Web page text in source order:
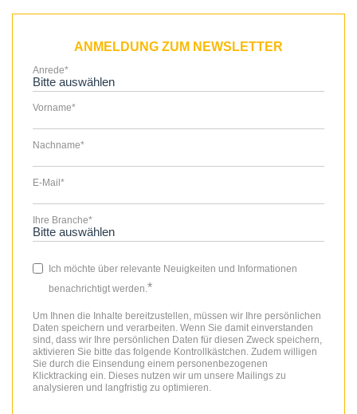
ANMELDUNG ZUM NEWSLETTER
Anrede*
Vorname*
Nachname*
E-Mail*
Ihre Branche*
Ich möchte über relevante Neuigkeiten und Informationen
benachrichtigt werden. *
Um Ihnen die Inhalte bereitzustellen, müssen wir Ihre persönlichen
Daten speichern und verarbeiten. Wenn Sie damit einverstanden
sind, dass wir Ihre persönlichen Daten für diesen Zweck speichern,
aktivieren Sie bitte das folgende Kontrollkästchen. Zudem willigen
Sie durch die Einsendung einem personenbezogenen
Klicktracking ein. Dieses nutzen wir um unsere Mailings zu
analysieren und langfristig zu optimieren.